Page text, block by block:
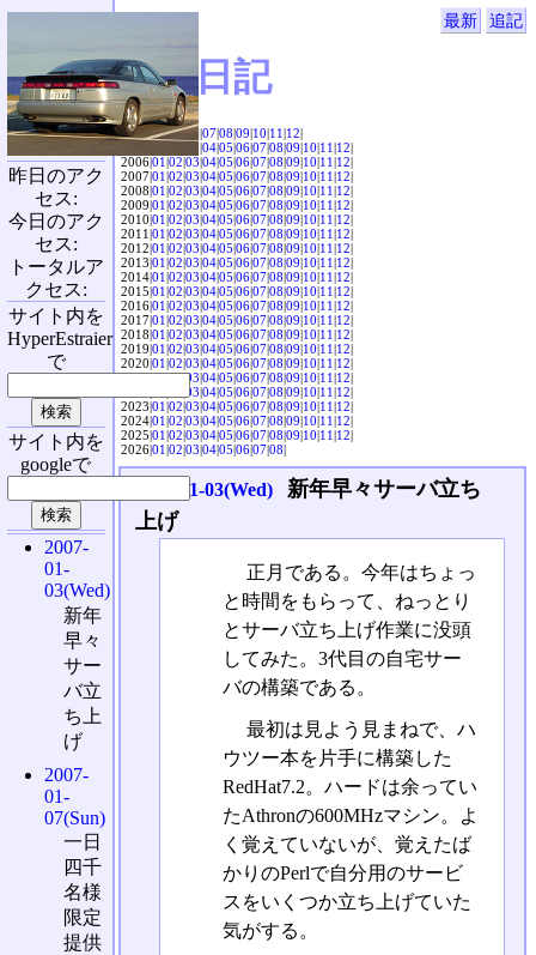
最新 追記
SVX日記
2004|04|05|06|07|08|09|10|11|12|
|04|05|06|07|08|09|10|11|12|
2006|01|02|03|04|05|06|07|08|09|10|11|12|
2007|01|02|03|04|05|06|07|08|09|10|11|12|
2008|01|02|03|04|05|06|07|08|09|10|11|12|
2009|01|02|03|04|05|06|07|08|09|10|11|12|
2010|01|02|03|04|05|06|07|08|09|10|11|12|
2011|01|02|03|04|05|06|07|08|09|10|11|12|
2012|01|02|03|04|05|06|07|08|09|10|11|12|
2013|01|02|03|04|05|06|07|08|09|10|11|12|
2014|01|02|03|04|05|06|07|08|09|10|11|12|
2015|01|02|03|04|05|06|07|08|09|10|11|12|
2016|01|02|03|04|05|06|07|08|09|10|11|12|
2017|01|02|03|04|05|06|07|08|09|10|11|12|
2018|01|02|03|04|05|06|07|08|09|10|11|12|
2019|01|02|03|04|05|06|07|08|09|10|11|12|
2020|01|02|03|04|05|06|07|08|09|10|11|12|
2021|01|02|03|04|05|06|07|08|09|10|11|12|
03|04|05|06|07|08|09|10|11|12|
2023|01|02|03|04|05|06|07|08|09|10|11|12|
2024|01|02|03|04|05|06|07|08|09|10|11|12|
2025|01|02|03|04|05|06|07|08|09|10|11|12|
2026|01|02|03|04|05|06|07|08|
2007-01-03(Wed)
新年早々サーバ立ち
上げ
正月である。今年はちょっ
と時間をもらって、ねっとり
とサーバ立ち上げ作業に没頭
してみた。3代目の自宅サー
バの構築である。
最初は見よう見まねで、ハ
ウツー本を片手に構築した
RedHat7.2。ハードは余ってい
たAthronの600MHzマシン。よ
く覚えていないが、覚えたば
かりのPerlで自分用のサービ
スをいくつか立ち上げていた
気がする。
昨日のアク
セス:
今日のアク
セス:
トータルア
クセス:
サイト内を
HyperEstraier
で
サイト内を
googleで
2007-
01-
03(Wed)
新年
早々
サー
バ立
ち上
げ
2007-
01-
07(Sun)
一日
四千
名様
限定
提供